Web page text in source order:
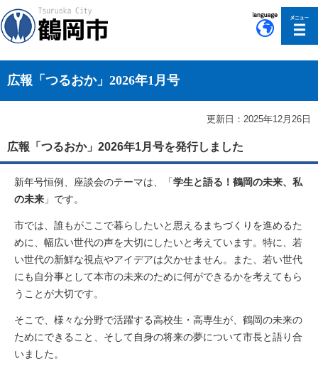
広報「つるおか」2026年1月号
更新日：2025年12月26日
広報「つるおか」2026年1月号を発行しました
新年号恒例、座談会のテーマは、「学生と語る！鶴岡の未来、私
の未来 」です。
市では、誰もがここで暮らしたいと思えるまちづくりを進めるた
めに、幅広い世代の声を大切にしたいと考えています。特に、若
い世代の新鮮な視点やアイデアは欠かせません。また、若い世代
にも自分事として本市の未来のために何ができるかを考えてもら
うことが大切です。
そこで、様々な分野で活躍する高校生・高専生が、鶴岡の未来の
ためにできること、そして自身の将来の夢について市長と語り合
いました。